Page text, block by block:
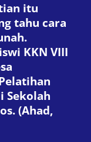
itu
tahu cara
KKN VIII
Sekolah
(Ahad,